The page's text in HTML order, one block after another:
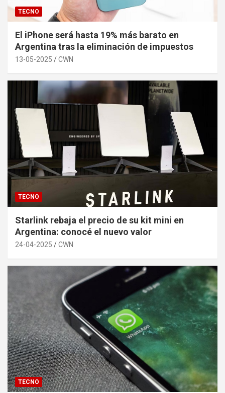
TECNO
El iPhone será hasta 19% más barato en
Argentina tras la eliminación de impuestos
13-05-2025 CWN
TECNO
Starlink rebaja el precio de su kit mini en
Argentina: conocé el nuevo valor
24-04-2025 CWN
TECNO